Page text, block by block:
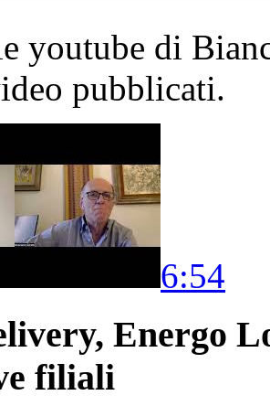
youtube di
pubblicati.
6:54
Energo
filiali